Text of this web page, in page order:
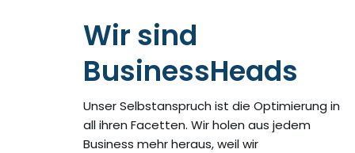
Wir sind
BusinessHeads
Unser Selbstanspruch ist die Optimierung in
all ihren Facetten. Wir holen aus jedem
Business mehr heraus, weil wir